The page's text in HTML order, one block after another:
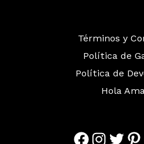
Términos y
Política de
Política de
Hola